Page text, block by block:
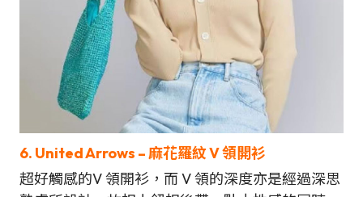
6. United Arrows – 麻花羅紋 V 領開衫
超好觸感的V 領開衫，而 V 領的深度亦是經過深思